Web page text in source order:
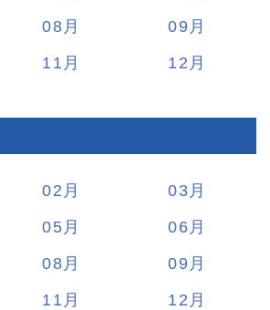
08
09
11 12
02
03
05
06
08
09
11 12